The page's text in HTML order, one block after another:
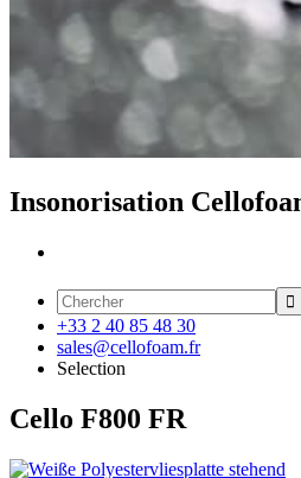
Insonorisation

+33 2 40 85 48 30
sales@cellofoam.fr
Selection
Cello F800 FR